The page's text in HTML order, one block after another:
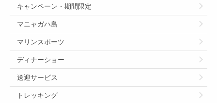
キャンペーン・期間限定
マニャガハ島
マリンスポーツ
ディナーショー
送迎サービス
トレッキング